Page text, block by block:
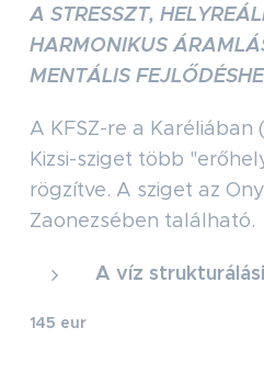
A STRESSZT,
HARMONIKUS
MENTÁLIS
A KFSZ-re a
Kizsi-sziget több
rögzítve. A sziget az
Zaonezsében található.
A víz
145 eur